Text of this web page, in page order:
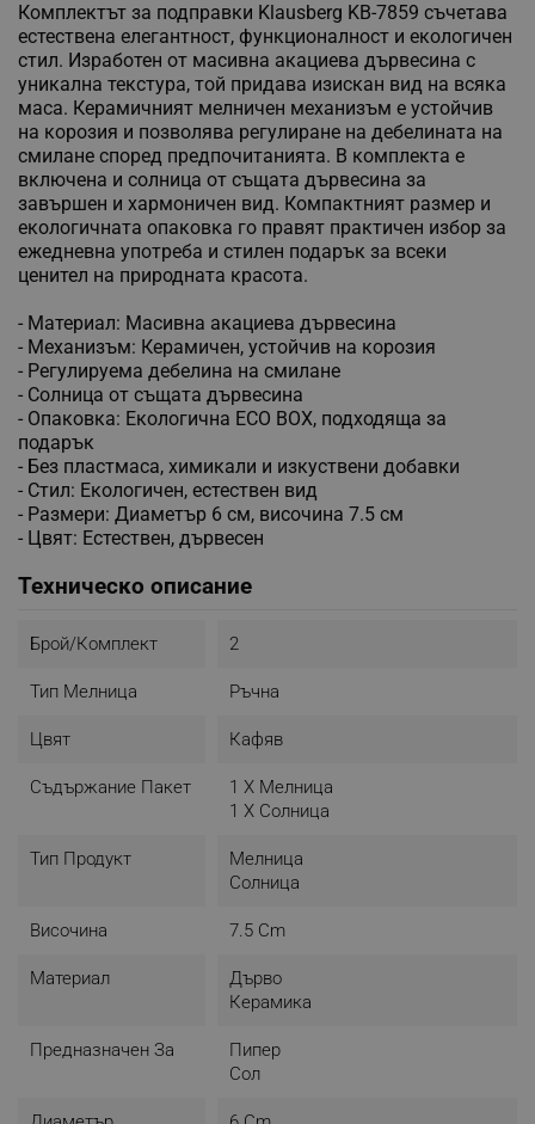
Комплектът за подправки Klausberg KB-7859 съчетава
естествена елегантност, функционалност и екологичен
стил. Изработен от масивна акациева дървесина с
уникална текстура, той придава изискан вид на всяка
маса. Керамичният мелничен механизъм е устойчив
на корозия и позволява регулиране на дебелината на
смилане според предпочитанията. В комплекта е
включена и солница от същата дървесина за
завършен и хармоничен вид. Компактният размер и
екологичната опаковка го правят практичен избор за
ежедневна употреба и стилен подарък за всеки
ценител на природната красота.
- Материал: Масивна акациева дървесина
- Механизъм: Керамичен, устойчив на корозия
- Регулируема дебелина на смилане
- Солница от същата дървесина
- Опаковка: Екологична ECO BOX, подходяща за
подарък
- Без пластмаса, химикали и изкуствени добавки
- Стил: Екологичен, естествен вид
- Размери: Диаметър 6 см, височина 7.5 см
- Цвят: Естествен, дървесен
Техническо описание
Брой/комплект 2
Тип Мелница Ръчна
Цвят Кафяв
Съдържание Пакет
1 X Мелница
1 Х Солница
Тип Продукт
Мелница
Солница
Височина 7.5 Cm
Материал
Дърво
Керамика
Предназначен За
Пипер
Сол